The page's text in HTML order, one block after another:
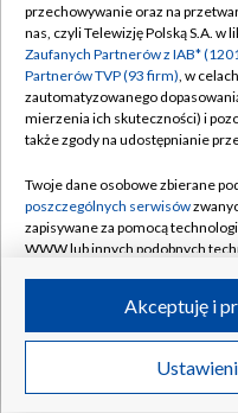
Abonament TVP
Emisja w TVP
Centrum informacji TVP
Naziemna Telewizja
Rada Programowa
System NOS
Informacje o nadawcy
Program dla prasy
Ogłoszenie przetargowe
©2026
przechowywanie oraz na
nas, czyli Telewizję Polską S.A. w
Zaufanych Partnerów z IAB*
Partnerów TVP (93 firm), w
zautomatyzowanego
mierzenia ich skuteczności) i
także zgody na udostępnianie
Twoje dane osobowe zbierane
poszczególnych serwisów
zapisywane za pomocą
WWW lub innych podobnych
ruchu w Internecie.
Twoje dane osobowe zbierane
poszczególnych serwisówna
Akceptuję i